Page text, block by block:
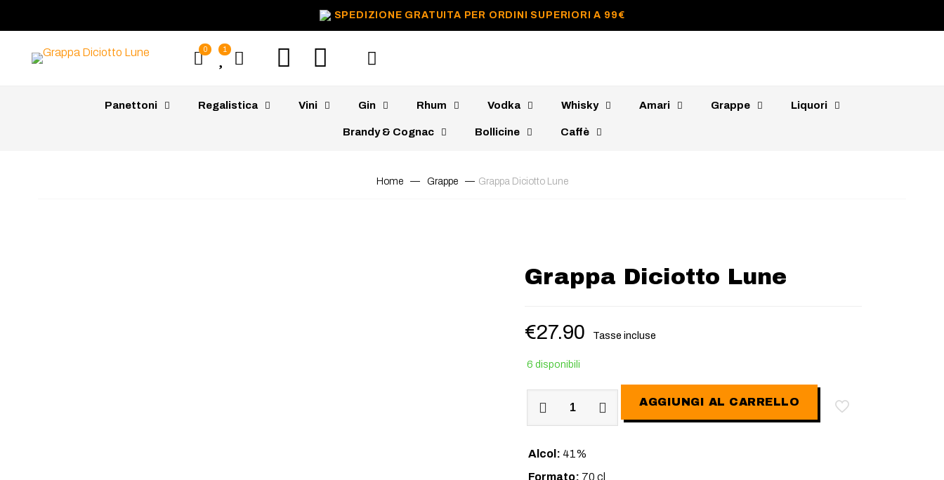
SPEDIZIONE GRATUITA PER ORDINI SUPERIORI A 99€
0 1
Panettoni Regalistica Vini Gin Rhum Vodka Whisky Amari Grappe Liquori
Brandy & Cognac Bollicine Caffè
Home — Grappe — Grappa Diciotto Lune
Grappa Diciotto Lune
€27.90 Tasse incluse
6 disponibili
quantità
AGGIUNGI AL CARRELLO
Alcol: 41%
Formato: 70 cl